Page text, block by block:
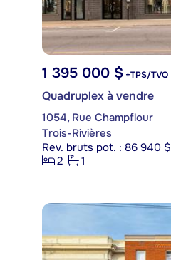
1 395 000 $ +TPS/TVQ
Quadruplex à vendre
1054, Rue Champflour
Trois-Rivières
Rev. bruts pot. : 86 940 $
2
1